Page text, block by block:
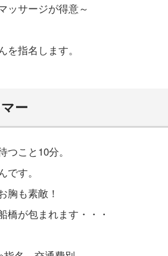
ッサージが得意～
指名します。
ー
こと10分。
す。
胸も素敵！
橋が包まれます・・・